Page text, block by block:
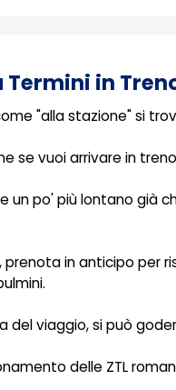
in
"alla stazione" si
se vuoi arrivare in
un po' più lontano già
in anticipo per
viaggio, si può
delle ZTL